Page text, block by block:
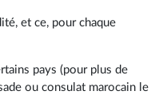
et ce, pour chaque
pays (pour plus de
ou consulat marocain le